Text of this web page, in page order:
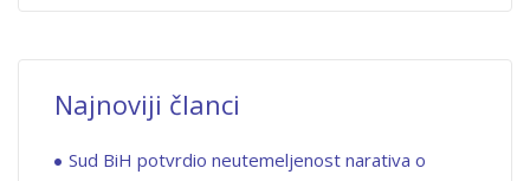
Najnoviji članci
Sud BiH potvrdio neutemeljenost narativa o